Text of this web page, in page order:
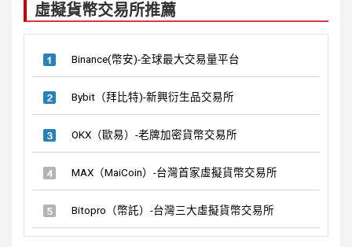
虛擬貨幣交易所推薦
Binance(幣安)-全球最大交易量平台
Bybit（拜比特)-新興衍生品交易所
OKX（歐易）-老牌加密貨幣交易所
MAX（MaiCoin）-台灣首家虛擬貨幣交易所
Bitopro（幣託）-台灣三大虛擬貨幣交易所